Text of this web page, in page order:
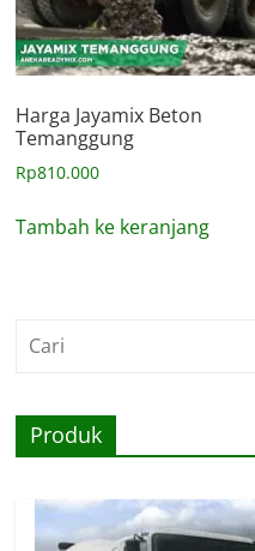
Harga Jayamix Beton
Temanggung
Rp810.000
Tambah ke keranjang
Produk